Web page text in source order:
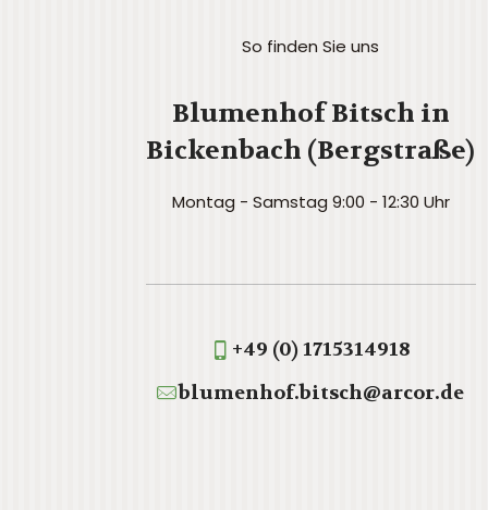
So finden Sie uns
Blumenhof Bitsch in
Bickenbach (Bergstraße)
Montag - Samstag 9:00 - 12:30 Uhr
+49 (0) 1715314918
blumenhof.bitsch@arcor.de